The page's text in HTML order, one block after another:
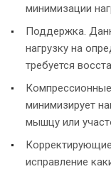
минимизации
Поддержка.
нагрузку на
требуется
минимизирует
мышцу или
исправление